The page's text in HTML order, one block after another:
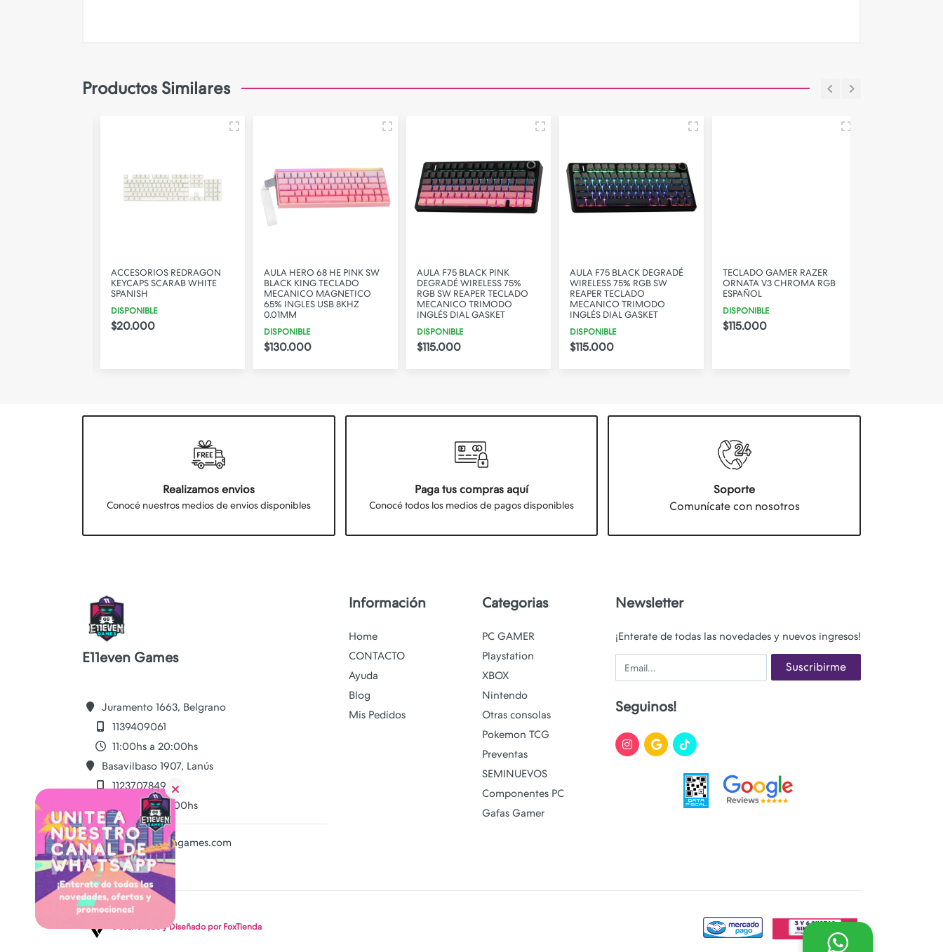
Productos Similares
ACCESORIOS REDRAGON
KEYCAPS SCARAB WHITE
SPANISH
DISPONIBLE
$20.000
AULA HERO 68 HE PINK SW
BLACK KING TECLADO
MECANICO MAGNETICO
65% INGLES USB 8KHZ
0.01MM
DISPONIBLE
$130.000
AULA F75 BLACK PINK
DEGRADÉ WIRELESS 75%
RGB SW REAPER TECLADO
MECANICO TRIMODO
INGLÉS DIAL GASKET
DISPONIBLE
$115.000
AULA F75 BLACK DEGRADÉ
WIRELESS 75% RGB SW
REAPER TECLADO
MECANICO TRIMODO
INGLÉS DIAL GASKET
DISPONIBLE
$115.000
TECLADO GAMER RAZER
ORNATA V3 CHROMA RGB
ESPAÑOL
DISPONIBLE
$115.000
Realizamos envios
Conocé nuestros medios de envios disponibles
Paga tus compras aquí
Conocé todos los medios de pagos disponibles
Soporte
Comunícate con nosotros
E11even Games
Juramento 1663, Belgrano
1139409061
11:00hs a 20:00hs
Basavilbaso 1907, Lanús
1123707849
11:00hs a 20:00hs
ventas@e11evengames.com
Información
Home
CONTACTO
Ayuda
Blog
Mis Pedidos
Categorias
PC GAMER
Playstation
XBOX
Nintendo
Otras consolas
Pokemon TCG
Preventas
SEMINUEVOS
Componentes PC
Gafas Gamer
Newsletter
¡Enterate de todas las novedades y nuevos ingresos!
Email Suscribirme
Seguinos!
Desarrollado y Diseñado por FoxTienda